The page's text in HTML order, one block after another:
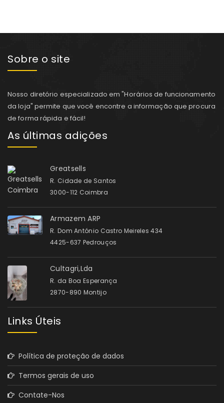
Sobre o site
Nosso diretório especializado em "Horários de funcionamento
da loja" permite que você encontre a informação que procura
de forma rápida e fácil!
As últimas adições
Greatsells
R. Cidade de Santos
3000-112 Coimbra
Armazem ARP
R. Dom António Castro Meireles 434
4425-637 Pedrouços
Cultagri,Lda
R. da Boa Esperança
2870-890 Montijo
Links Úteis
Política de proteção de dados
Termos gerais de uso
Contate-Nos